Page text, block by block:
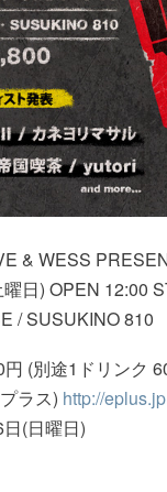
& WESS
日) OPEN 12:00
/ SUSUKINO 810
(別途1ドリンク
ラス) http://eplus.jp
(日曜日)